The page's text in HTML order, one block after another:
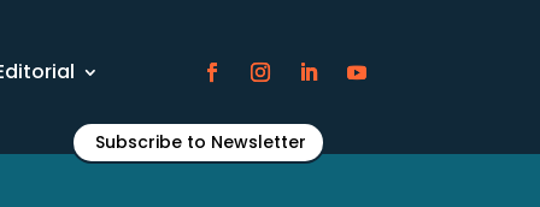
Subscribe to Newsletter